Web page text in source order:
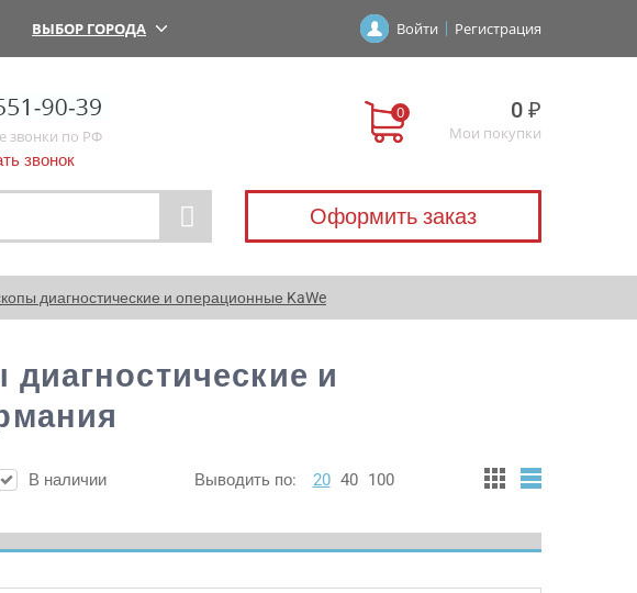
ВЫБОР ГОРОДА Войти Регистрация
звонки по РФ
звонок
0 ₽
Мои покупки
Оформить заказ
диагностические и операционные KaWe
и
В наличии Выводить по: 20 40 100